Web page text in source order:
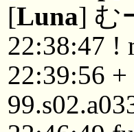
[Luna] む
22:38:47 !
22:39:56